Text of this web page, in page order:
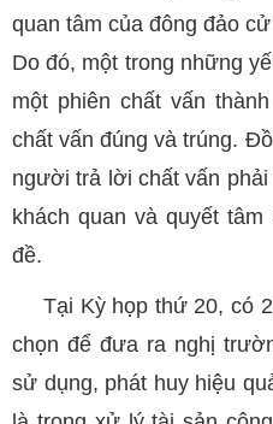
quan tâm của đông đảo
Do đó, một trong những
một phiên chất vấn
chất vấn đúng và trúng.
người trả lời chất vấn
khách quan và quyết
đề.
Tại Kỳ họp thứ 20, có
chọn để đưa ra nghị
sử dụng, phát huy hiệu